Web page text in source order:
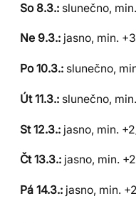
So 8.3.: slunečno,
Ne 9.3.: jasno, min.
Po 10.3.: slunečno,
Út 11.3.: slunečno,
St 12.3.: jasno, min.
Čt 13.3.: jasno, min.
Pá 14.3.: jasno, min.